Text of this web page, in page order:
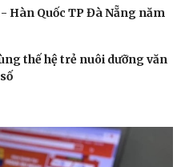
Hàn Quốc TP Đà Nẵng năm
thế hệ trẻ nuôi dưỡng văn